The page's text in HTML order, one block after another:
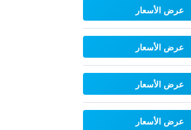
عرض الأسعار
عرض الأسعار
عرض الأسعار
عرض الأسعار